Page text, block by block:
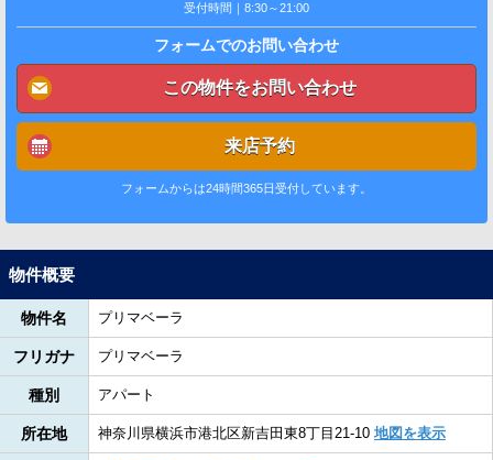
受付時間｜8:30～21:00
フォームでのお問い合わせ
この物件をお問い合わせ
来店予約
フォームからは24時間365日受付しています。
物件概要
物件名 プリマベーラ
フリガナ プリマベーラ
種別 アパート
所在地 神奈川県横浜市港北区新吉田東8丁目21-10 地図を表示